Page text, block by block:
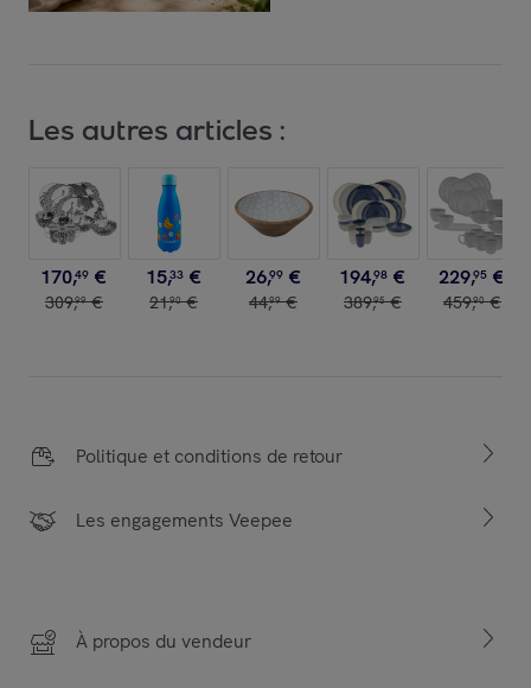
Les autres articles :
170,49 €
309,99 €
15,33 €
21,90 €
26,99 €
44,99 €
194,98 €
389,95 €
229,95 €
459,90 €
Politique et conditions de retour
Les engagements Veepee
À propos du vendeur